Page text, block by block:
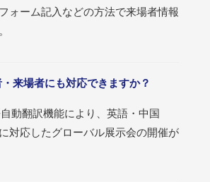
ォーム記入などの方法で来場者情報
来場者にも対応できますか？
動翻訳機能により、英語・中国
対応したグローバル展示会の開催が